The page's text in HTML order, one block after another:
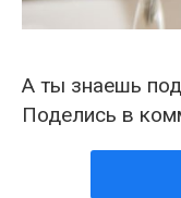
А ты знаешь
Поделись в